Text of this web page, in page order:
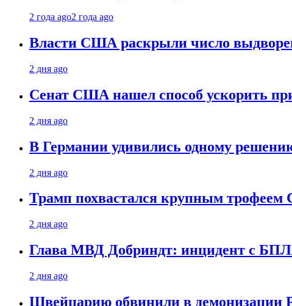
2 года ago2 года ago
Власти США раскрыли число
2 дня ago
Сенат США нашел способ ускорить
2 дня ago
В Германии удивились одному
2 дня ago
Трамп похвастался крупным
2 дня ago
Глава МВД Добриндт: инцидент с
2 дня ago
Швейцарию обвинили в демонизации